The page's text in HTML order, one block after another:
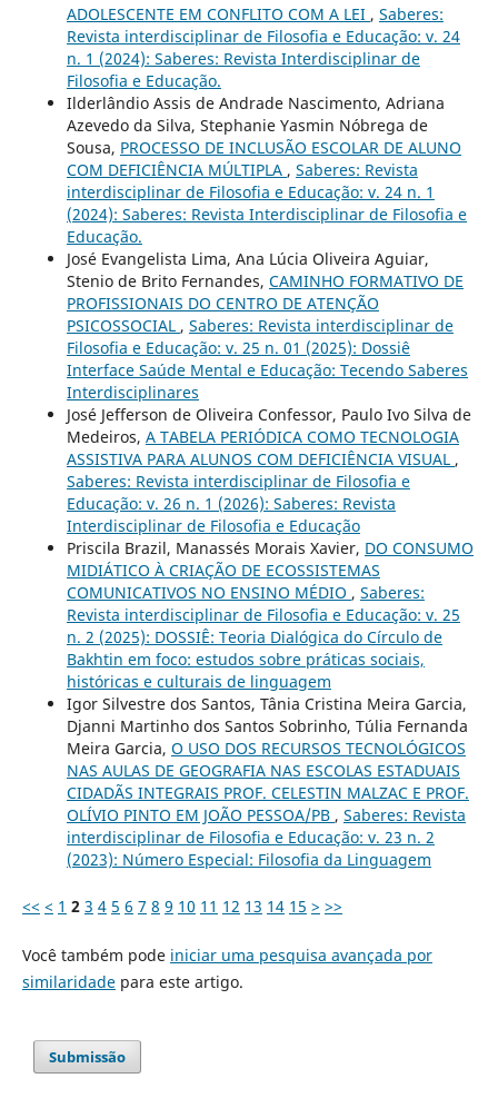
ADOLESCENTE EM CONFLITO COM A LEI , Saberes:
Revista interdisciplinar de Filosofia e Educação: v. 24
n. 1 (2024): Saberes: Revista Interdisciplinar de
Filosofia e Educação.
Ilderlândio Assis de Andrade Nascimento, Adriana
Azevedo da Silva, Stephanie Yasmin Nóbrega de
Sousa, PROCESSO DE INCLUSÃO ESCOLAR DE ALUNO
COM DEFICIÊNCIA MÚLTIPLA , Saberes: Revista
interdisciplinar de Filosofia e Educação: v. 24 n. 1
(2024): Saberes: Revista Interdisciplinar de Filosofia e
Educação.
José Evangelista Lima, Ana Lúcia Oliveira Aguiar,
Stenio de Brito Fernandes, CAMINHO FORMATIVO DE
PROFISSIONAIS DO CENTRO DE ATENÇÃO
PSICOSSOCIAL , Saberes: Revista interdisciplinar de
Filosofia e Educação: v. 25 n. 01 (2025): Dossiê
Interface Saúde Mental e Educação: Tecendo Saberes
Interdisciplinares
José Jefferson de Oliveira Confessor, Paulo Ivo Silva de
Medeiros, A TABELA PERIÓDICA COMO TECNOLOGIA
ASSISTIVA PARA ALUNOS COM DEFICIÊNCIA VISUAL ,
Saberes: Revista interdisciplinar de Filosofia e
Educação: v. 26 n. 1 (2026): Saberes: Revista
Interdisciplinar de Filosofia e Educação
Priscila Brazil, Manassés Morais Xavier, DO CONSUMO
MIDIÁTICO À CRIAÇÃO DE ECOSSISTEMAS
COMUNICATIVOS NO ENSINO MÉDIO , Saberes:
Revista interdisciplinar de Filosofia e Educação: v. 25
n. 2 (2025): DOSSIÊ: Teoria Dialógica do Círculo de
Bakhtin em foco: estudos sobre práticas sociais,
históricas e culturais de linguagem
Igor Silvestre dos Santos, Tânia Cristina Meira Garcia,
Djanni Martinho dos Santos Sobrinho, Túlia Fernanda
Meira Garcia, O USO DOS RECURSOS TECNOLÓGICOS
NAS AULAS DE GEOGRAFIA NAS ESCOLAS ESTADUAIS
CIDADÃS INTEGRAIS PROF. CELESTIN MALZAC E PROF.
OLÍVIO PINTO EM JOÃO PESSOA/PB , Saberes: Revista
interdisciplinar de Filosofia e Educação: v. 23 n. 2
(2023): Número Especial: Filosofia da Linguagem
<< < 1 2 3 4 5 6 7 8 9 10 11 12 13 14 15 > >>
Você também pode iniciar uma pesquisa avançada por
similaridadepara este artigo.
Submissão